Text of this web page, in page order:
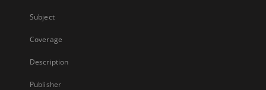
Subject
Coverage
Description
Publisher